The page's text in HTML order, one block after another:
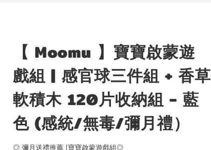
【 Moomu 】寶寶啟蒙遊
戲組 | 感官球三件組 + 香草
軟積木 120片收納組 - 藍
色 (感統/無毒/彌月禮）
◎ 彌月送禮推薦 |寶寶啟蒙遊戲組◎